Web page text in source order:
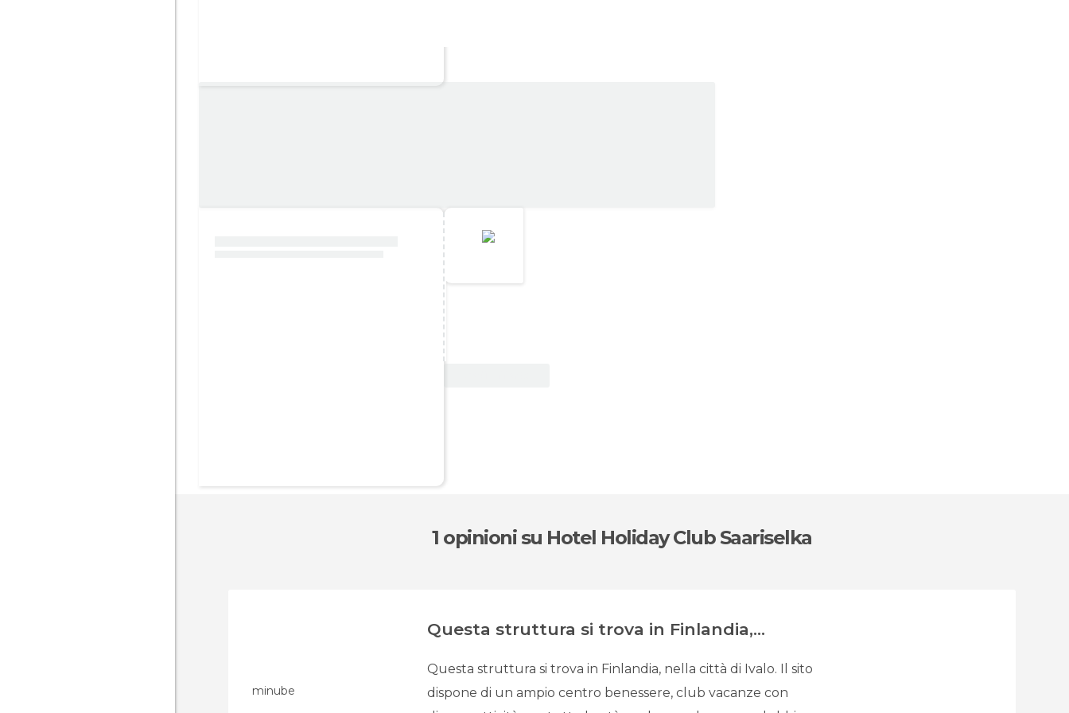
1 opinioni su Hotel Holiday Club Saariselka
minube
Questa struttura si trova in Finlandia,...
Questa struttura si trova in Finlandia, nella città di Ivalo. Il sito
dispone di un ampio centro benessere, club vacanze con